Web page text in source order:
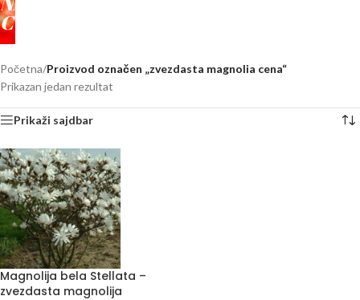
CVEĆE
Početna/Proizvod označen „zvezdasta magnolia cena“
Prikazan jedan rezultat
Prikaži sajdbar
Magnolija bela Stellata –
zvezdasta magnolija